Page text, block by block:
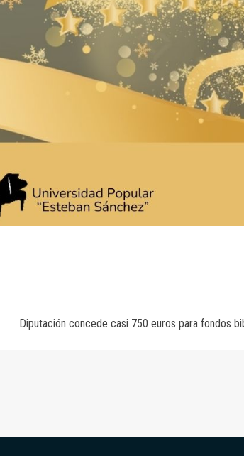
Diputación concede casi 750 euros para fondos